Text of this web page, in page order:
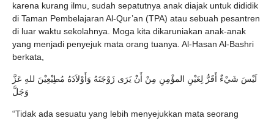
karena kurang ilmu, sudah sepatutnya anak diajak untuk dididik
di Taman Pembelajaran Al-Qur’an (TPA) atau sebuah pesantren
di luar waktu sekolahnya. Moga kita dikaruniakan anak-anak
yang menjadi penyejuk mata orang tuanya. Al-Hasan Al-Bashri
berkata,
لَيْسَ شَيْءٌ أَقَرُّ لِعَيْنِ المؤْمِنِ مِنْ أَنْ يَرَى زَوْجَتَهُ وَأَوْلاَدَهُ مُطِيْعِيْنَ للهِ عَزَّ
وَجَلَّ
“Tidak ada sesuatu yang lebih menyejukkan mata seorang